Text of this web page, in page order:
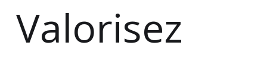
Valorisez